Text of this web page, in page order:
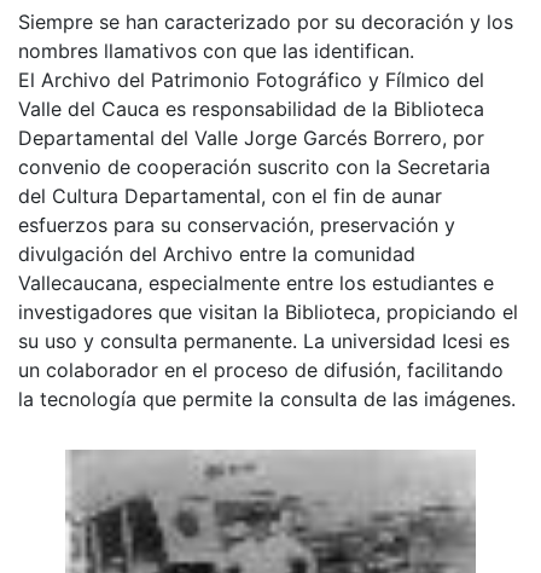
Siempre se han caracterizado por su decoración y los
nombres llamativos con que las identifican.
El Archivo del Patrimonio Fotográfico y Fílmico del
Valle del Cauca es responsabilidad de la Biblioteca
Departamental del Valle Jorge Garcés Borrero, por
convenio de cooperación suscrito con la Secretaria
del Cultura Departamental, con el fin de aunar
esfuerzos para su conservación, preservación y
divulgación del Archivo entre la comunidad
Vallecaucana, especialmente entre los estudiantes e
investigadores que visitan la Biblioteca, propiciando el
su uso y consulta permanente. La universidad Icesi es
un colaborador en el proceso de difusión, facilitando
la tecnología que permite la consulta de las imágenes.